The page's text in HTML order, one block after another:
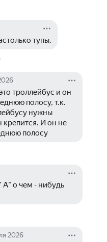
тупы.
троллейбус и он
полосу, т.к.
нужны
крепится. И он не
полосу
А" о чем - нибудь
2026